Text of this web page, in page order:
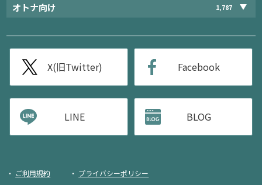
オトナ向け 1,787
X(旧Twitter) Facebook
LINE BLOG
ご利用規約
プライバシーポリシー